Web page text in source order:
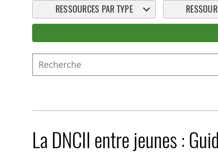
RESSOURCES PAR TYPE
Recherche
La DNCII entre jeunes :